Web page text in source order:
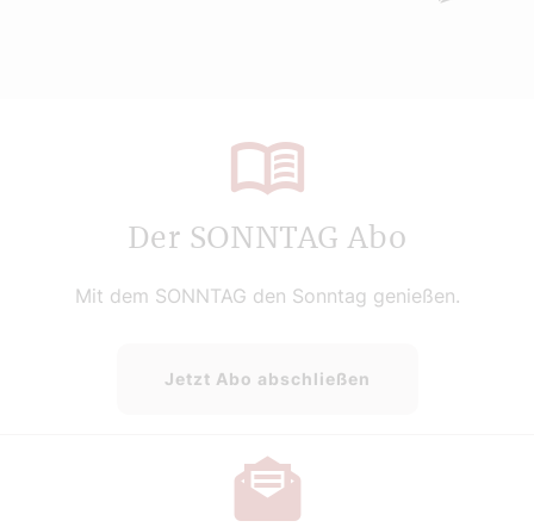
Der SONNTAG Abo
Mit dem SONNTAG den Sonntag genießen.
Jetzt Abo abschließen